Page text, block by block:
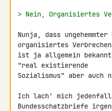
> Nein, Organisiertes
Nunja, dass
organisiertes
ist ja allgemein bekannt.
"real existierende
Sozialismus" aber
Ich lach' mich
Bundesschatzbriefe